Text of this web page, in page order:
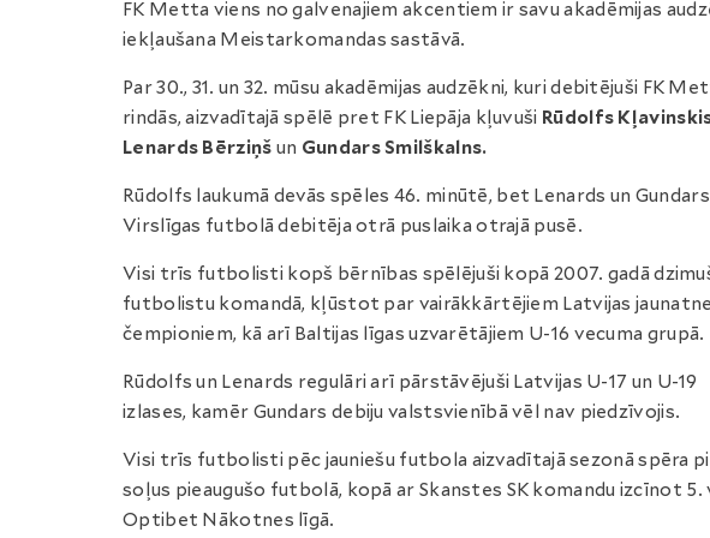
FK Metta viens no galvenajiem akcentiem ir savu akadēmijas
iekļaušana Meistarkomandas sastāvā.
Par 30., 31. un 32. mūsu akadēmijas audzēkni, kuri debitējuši FK
rindās, aizvadītajā spēlē pret FK Liepāja kļuvuši Rūdolfs
Lenards Bērziņš un Gundars Smilškalns.
Rūdolfs laukumā devās spēles 46. minūtē, bet Lenards un Gundars
Virslīgas futbolā debitēja otrā puslaika otrajā pusē.
Visi trīs futbolisti kopš bērnības spēlējuši kopā 2007. gadā
futbolistu komandā, kļūstot par vairākkārtējiem Latvijas
čempioniem, kā arī Baltijas līgas uzvarētājiem U-16 vecuma grupā.
Rūdolfs un Lenards regulāri arī pārstāvējuši Latvijas U-17 un U-19
izlases, kamēr Gundars debiju valstsvienībā vēl nav piedzīvojis.
Visi trīs futbolisti pēc jauniešu futbola aizvadītajā sezonā spēra
soļus pieaugušo futbolā, kopā ar Skanstes SK komandu izcīnot 5.
Optibet Nākotnes līgā.